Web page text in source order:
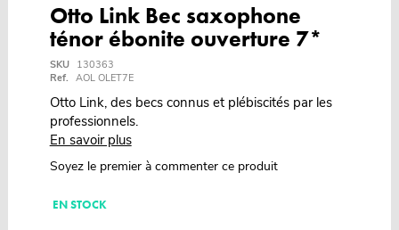
Otto Link Bec saxophone
ténor ébonite ouverture 7*
SKU
130363
Ref. AOL OLET7E
Otto Link, des becs connus et plébiscités par les
professionnels.
En savoir plus
Soyez le premier à commenter ce produit
EN STOCK